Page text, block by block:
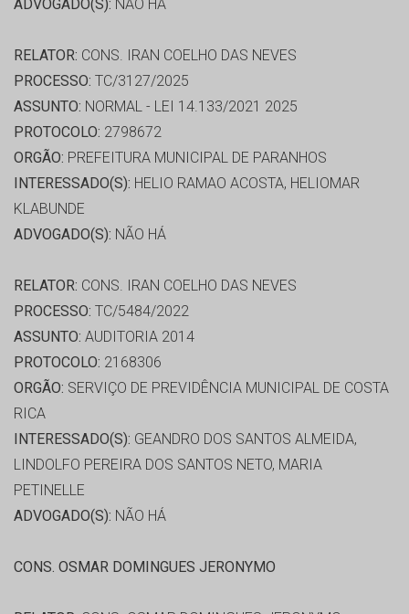
ADVOGADO(S): NÃO HÁ
RELATOR: CONS. IRAN COELHO DAS NEVES
PROCESSO: TC/3127/2025
ASSUNTO: NORMAL - LEI 14.133/2021 2025
PROTOCOLO: 2798672
ORGÃO: PREFEITURA MUNICIPAL DE PARANHOS
INTERESSADO(S): HELIO RAMAO ACOSTA, HELIOMAR
KLABUNDE
ADVOGADO(S): NÃO HÁ
RELATOR: CONS. IRAN COELHO DAS NEVES
PROCESSO: TC/5484/2022
ASSUNTO: AUDITORIA 2014
PROTOCOLO: 2168306
ORGÃO: SERVIÇO DE PREVIDÊNCIA MUNICIPAL DE COSTA
RICA
INTERESSADO(S): GEANDRO DOS SANTOS ALMEIDA,
LINDOLFO PEREIRA DOS SANTOS NETO, MARIA
PETINELLE
ADVOGADO(S): NÃO HÁ
CONS. OSMAR DOMINGUES JERONYMO